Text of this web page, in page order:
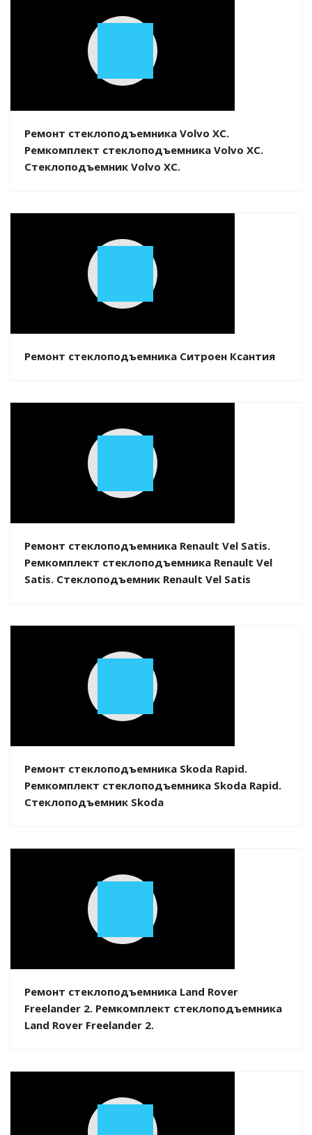
Play
Ремонт стеклоподъемника Volvo XC.
Ремкомплект стеклоподъемника Volvo XC.
Стеклоподъемник Volvo XC.
Play
Ремонт стеклоподъемника Ситроен Ксантия
Play
Ремонт стеклоподъемника Renault Vel Satis.
Ремкомплект стеклоподъемника Renault Vel
Satis. Стеклоподъемник Renault Vel Satis
Play
Ремонт стеклоподъемника Skoda Rapid.
Ремкомплект стеклоподъемника Skoda Rapid.
Стеклоподъемник Skoda
Play
Ремонт стеклоподъемника Land Rover
Freelander 2. Ремкомплект стеклоподъемника
Land Rover Freelander 2.